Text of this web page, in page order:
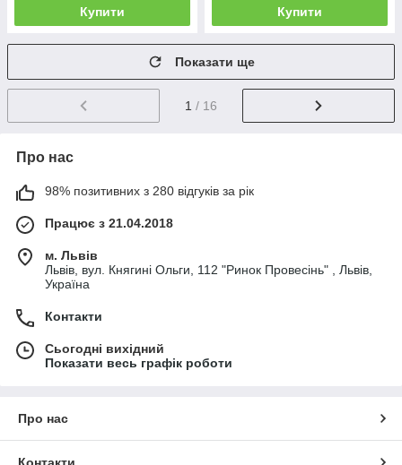
Купити Купити
Показати ще
1 / 16
Про нас
98% позитивних з 280 відгуків за рік
Працює з 21.04.2018
м. Львів
Львів, вул. Княгині Ольги, 112 "Ринок Провесінь" , Львів,
Україна
Контакти
Сьогодні вихідний
Показати весь графік роботи
Про нас